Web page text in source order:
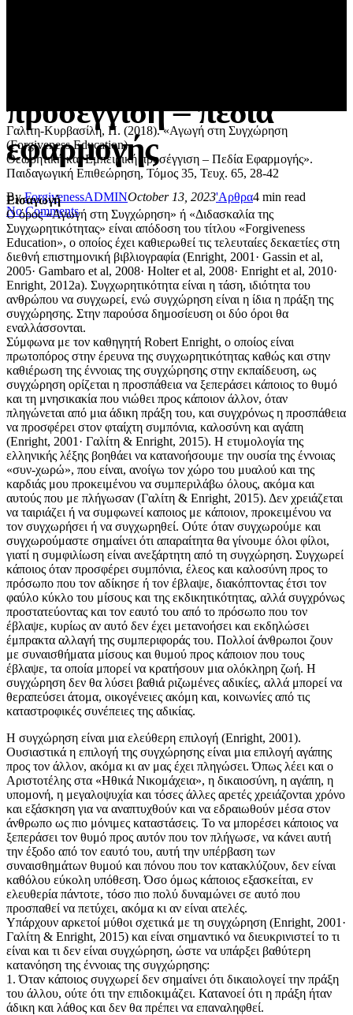
προσέγγιση – πεδία
εφαρμογής
By ForgivenessADMINOctober 13, 2023'Αρθρα4 min read
No Comments
Γαλίτη-Κυρβασίλη, Π. (2018). «Αγωγή στη Συγχώρηση
(Forgiveness Education)
Θεωρητική και Εμπειρική προσέγγιση – Πεδία Εφαρμογής».
Παιδαγωγική Επιθεώρηση, Τόμος 35, Τευχ. 65, 28-42
Εισαγωγή
Ο όρος «Αγωγή στη Συγχώρηση» ή «Διδασκαλία της
Συγχωρητικότητας» είναι απόδοση του τίτλου «Forgiveness
Education», ο οποίος έχει καθιερωθεί τις τελευταίες δεκαετίες στη
διεθνή επιστημονική βιβλιογραφία (Enright, 2001· Gassin et al,
2005· Gambaro et al, 2008· Holter et al, 2008· Enright et al, 2010·
Enright, 2012a). Συγχωρητικότητα είναι η τάση, ιδιότητα του
ανθρώπου να συγχωρεί, ενώ συγχώρηση είναι η ίδια η πράξη της
συγχώρησης. Στην παρούσα δημοσίευση οι δύο όροι θα
εναλλάσσονται.
Σύμφωνα με τον καθηγητή Robert Enright, ο οποίος είναι
πρωτοπόρος στην έρευνα της συγχωρητικότητας καθώς και στην
καθιέρωση της έννοιας της συγχώρησης στην εκπαίδευση, ως
συγχώρηση ορίζεται η προσπάθεια να ξεπεράσει κάποιος το θυμό
και τη μνησικακία που νιώθει προς κάποιον άλλον, όταν
πληγώνεται από μια άδικη πράξη του, και συγχρόνως η προσπάθεια
να προσφέρει στον φταίχτη συμπόνια, καλοσύνη και αγάπη
(Enright, 2001· Γαλίτη & Enright, 2015). Η ετυμολογία της
ελληνικής λέξης βοηθάει να κατανοήσουμε την ουσία της έννοιας
«συν-χωρώ», που είναι, ανοίγω τον χώρο του μυαλού και της
καρδιάς μου προκειμένου να συμπεριλάβω όλους, ακόμα και
αυτούς που με πλήγωσαν (Γαλίτη & Enright, 2015). Δεν χρειάζεται
να ταιριάζει ή να συμφωνεί καποιος με κάποιον, προκειμένου να
τον συγχωρήσει ή να συγχωρηθεί. Ούτε όταν συγχωρούμε και
συγχωρούμαστε σημαίνει ότι απαραίτητα θα γίνουμε όλοι φίλοι,
γιατί η συμφιλίωση είναι ανεξάρτητη από τη συγχώρηση. Συγχωρεί
κάποιος όταν προσφέρει συμπόνια, έλεος και καλοσύνη προς το
πρόσωπο που τον αδίκησε ή τον έβλαψε, διακόπτοντας έτσι τον
φαύλο κύκλο του μίσους και της εκδικητικότητας, αλλά συγχρόνως
προστατεύοντας και τον εαυτό του από το πρόσωπο που τον
έβλαψε, κυρίως αν αυτό δεν έχει μετανοήσει και εκδηλώσει
έμπρακτα αλλαγή της συμπεριφοράς του. Πολλοί άνθρωποι ζουν
με συναισθήματα μίσους και θυμού προς κάποιον που τους
έβλαψε, τα οποία μπορεί να κρατήσουν μια ολόκληρη ζωή. Η
συγχώρηση δεν θα λύσει βαθιά ριζωμένες αδικίες, αλλά μπορεί να
θεραπεύσει άτομα, οικογένειες ακόμη και, κοινωνίες από τις
καταστροφικές συνέπειες της αδικίας.
Η συγχώρηση είναι μια ελεύθερη επιλογή (Enright, 2001).
Ουσιαστικά η επιλογή της συγχώρησης είναι μια επιλογή αγάπης
προς τον άλλον, ακόμα κι αν μας έχει πληγώσει. Όπως λέει και ο
Αριστοτέλης στα «Ηθικά Νικομάχεια», η δικαιοσύνη, η αγάπη, η
υπομονή, η μεγαλοψυχία και τόσες άλλες αρετές χρειάζονται χρόνο
και εξάσκηση για να αναπτυχθούν και να εδραιωθούν μέσα στον
άνθρωπο ως πιο μόνιμες καταστάσεις. Το να μπορέσει κάποιος να
ξεπεράσει τον θυμό προς αυτόν που τον πλήγωσε, να κάνει αυτή
την έξοδο από τον εαυτό του, αυτή την υπέρβαση των
συναισθημάτων θυμού και πόνου που τον κατακλύζουν, δεν είναι
καθόλου εύκολη υπόθεση. Όσο όμως κάποιος εξασκείται, εν
ελευθερία πάντοτε, τόσο πιο πολύ δυναμώνει σε αυτό που
προσπαθεί να πετύχει, ακόμα κι αν είναι ατελές.
Υπάρχουν αρκετοί μύθοι σχετικά με τη συγχώρηση (Enright, 2001·
Γαλίτη & Enright, 2015) και είναι σημαντικό να διευκρινιστεί το τι
είναι και τι δεν είναι συγχώρηση, ώστε να υπάρξει βαθύτερη
κατανόηση της έννοιας της συγχώρησης:
1. Όταν κάποιος συγχωρεί δεν σημαίνει ότι δικαιολογεί την πράξη
του άλλου, ούτε ότι την επιδοκιμάζει. Κατανοεί ότι η πράξη ήταν
άδικη και λάθος και δεν θα πρέπει να επαναληφθεί.